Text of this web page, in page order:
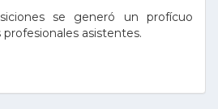
se generó un profícuo
asistentes.